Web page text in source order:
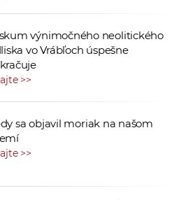
výnimočného neolitického
vo Vrábľoch úspešne
>>
sa objavil moriak na našom
>>